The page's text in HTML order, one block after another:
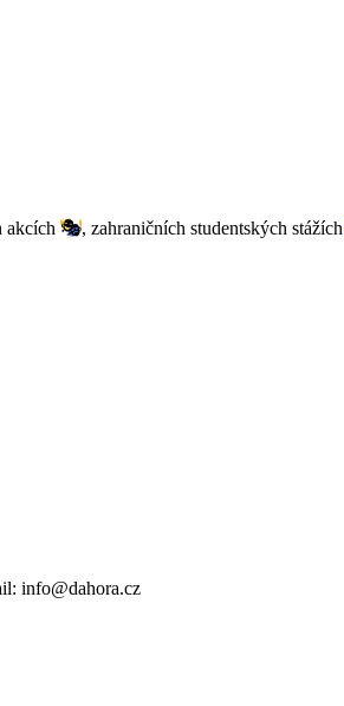
akcích 🎭, zahraničních studentských stážích
info@dahora.cz